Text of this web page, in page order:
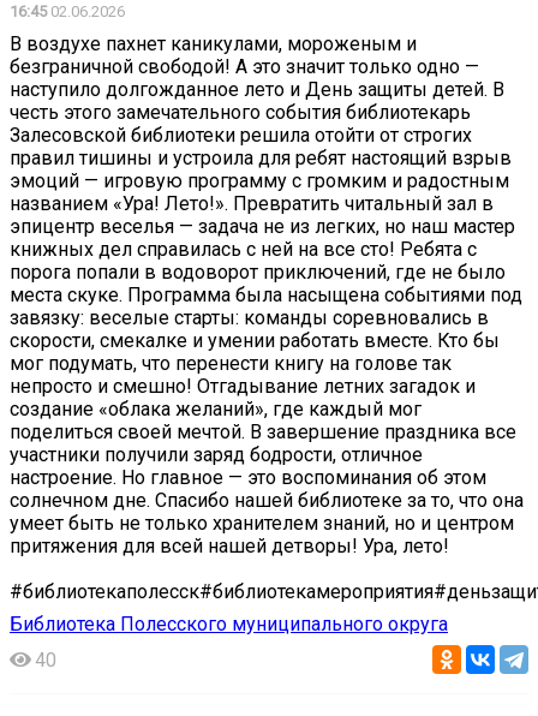
16:4502.06.2026
В воздухе пахнет каникулами, мороженым и
безграничной свободой! А это значит только одно —
наступило долгожданное лето и День защиты детей. В
честь этого замечательного события библиотекарь
Залесовской библиотеки решила отойти от строгих
правил тишины и устроила для ребят настоящий взрыв
эмоций — игровую программу с громким и радостным
названием «Ура! Лето!». Превратить читальный зал в
эпицентр веселья — задача не из легких, но наш мастер
книжных дел справилась с ней на все сто! Ребята с
порога попали в водоворот приключений, где не было
места скуке. Программа была насыщена событиями под
завязку: веселые старты: команды соревновались в
скорости, смекалке и умении работать вместе. Кто бы
мог подумать, что перенести книгу на голове так
непросто и смешно! Отгадывание летних загадок и
создание «облака желаний», где каждый мог
поделиться своей мечтой. В завершение праздника все
участники получили заряд бодрости, отличное
настроение. Но главное — это воспоминания об этом
солнечном дне. Спасибо нашей библиотеке за то, что она
умеет быть не только хранителем знаний, но и центром
притяжения для всей нашей детворы! Ура, лето!
Библиотека Полесского муниципального округа
40